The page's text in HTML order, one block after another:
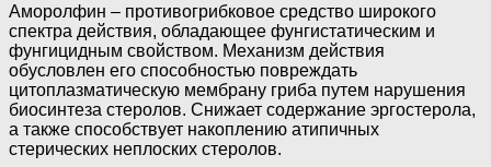
Аморолфин – противогрибковое средство широкого
спектра действия, обладающее фунгистатическим и
фунгицидным свойством. Механизм действия
обусловлен его способностью повреждать
цитоплазматическую мембрану гриба путем нарушения
биосинтеза стеролов. Снижает содержание эргостерола,
а также способствует накоплению атипичных
стерических неплоских стеролов.